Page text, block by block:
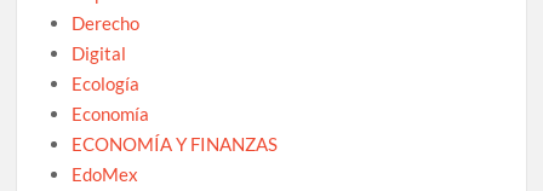
Derecho
Digital
Ecología
Economía
ECONOMÍA Y FINANZAS
EdoMex